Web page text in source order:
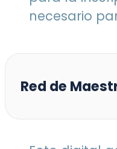
necesario
Red de